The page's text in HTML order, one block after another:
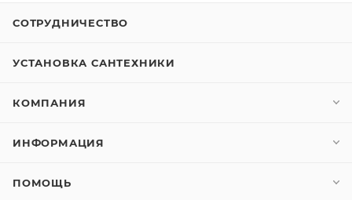
СОТРУДНИЧЕСТВО
УСТАНОВКА САНТЕХНИКИ
КОМПАНИЯ
ИНФОРМАЦИЯ
ПОМОЩЬ